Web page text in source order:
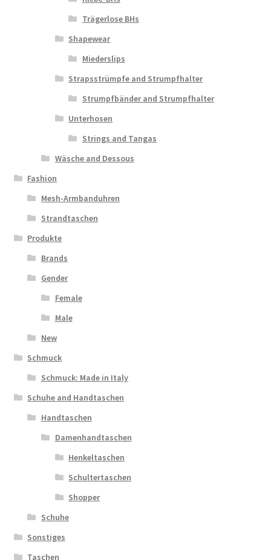
Trägerlose BHs
Shapewear
Miederslips
Strapsstrümpfe and Strumpfhalter
Strumpfbänder and Strumpfhalter
Unterhosen
Strings and Tangas
Wäsche and Dessous
Fashion
Mesh-Armbanduhren
Strandtaschen
Produkte
Brands
Gender
Female
Male
New
Schmuck
Schmuck: Made in Italy
Schuhe and Handtaschen
Handtaschen
Damenhandtaschen
Henkeltaschen
Schultertaschen
Shopper
Schuhe
Sonstiges
Taschen